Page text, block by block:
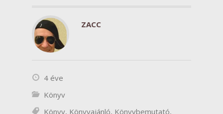
ZACC
4 éve
Könyv
Könyv, Könyvajánló, Könyvbemutató,